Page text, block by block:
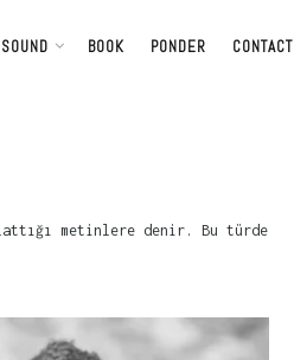
SOUND BOOK PONDER CONTACT
metinlere denir. Bu türde